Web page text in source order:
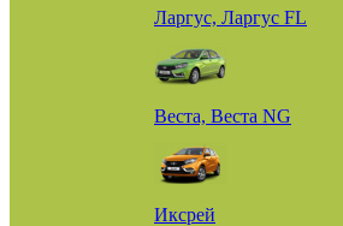
Ларгус, Ларгус FL
Веста, Веста NG
Иксрей